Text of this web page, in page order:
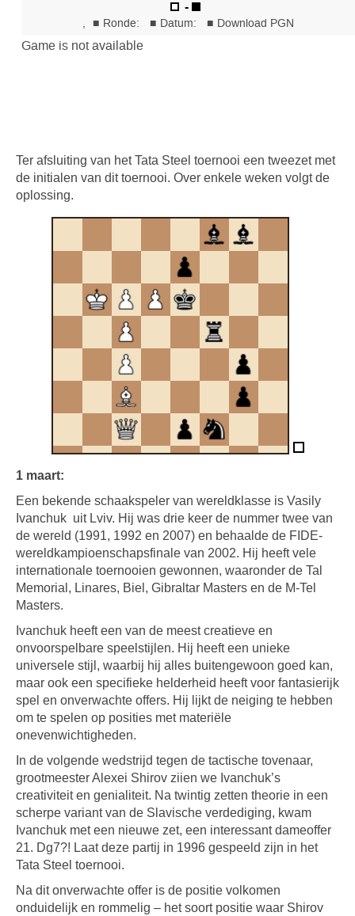
Ter afsluiting van het Tata Steel toernooi een tweezet met
de initialen van dit toernooi. Over enkele weken volgt de
oplossing.
1 maart:
Een bekende schaakspeler van wereldklasse is Vasily
Ivanchuk uit Lviv. Hij was drie keer de nummer twee van
de wereld (1991, 1992 en 2007) en behaalde de FIDE-
wereldkampioenschapsfinale van 2002. Hij heeft vele
internationale toernooien gewonnen, waaronder de Tal
Memorial, Linares, Biel, Gibraltar Masters en de M-Tel
Masters.
Ivanchuk heeft een van de meest creatieve en
onvoorspelbare speelstijlen. Hij heeft een unieke
universele stijl, waarbij hij alles buitengewoon goed kan,
maar ook een specifieke helderheid heeft voor fantasierijk
spel en onverwachte offers. Hij lijkt de neiging te hebben
om te spelen op posities met materiële
onevenwichtigheden.
In de volgende wedstrijd tegen de tactische tovenaar,
grootmeester Alexei Shirov ziien we Ivanchuk’s
creativiteit en genialiteit. Na twintig zetten theorie in een
scherpe variant van de Slavische verdediging, kwam
Ivanchuk met een nieuwe zet, een interessant dameoffer
21. Dg7?! Laat deze partij in 1996 gespeeld zijn in het
Tata Steel toernooi.
Na dit onverwachte offer is de positie volkomen
onduidelijk en rommelig – het soort positie waar Shirov